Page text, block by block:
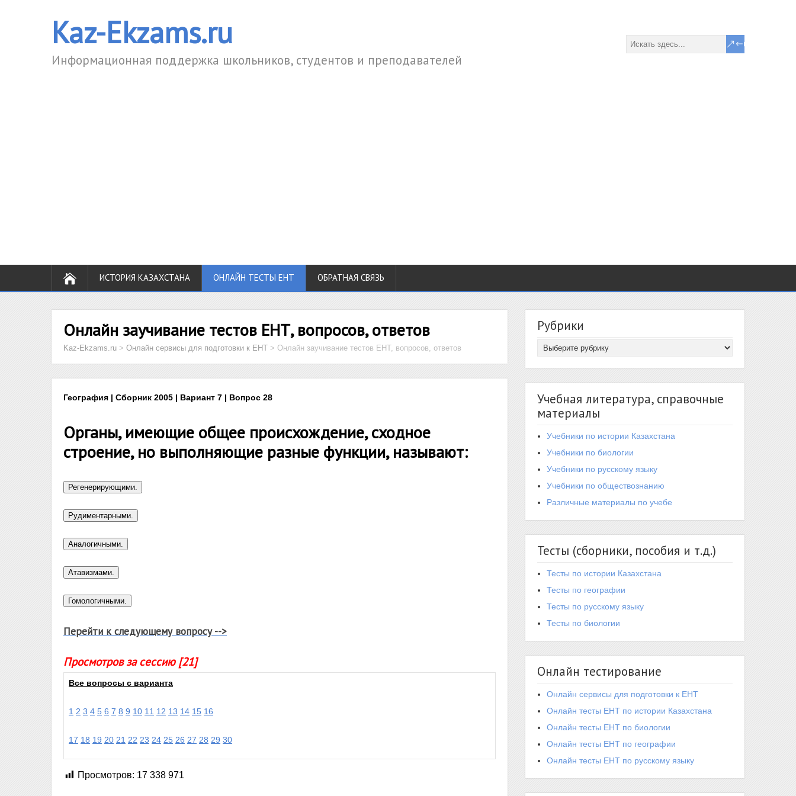
Kaz-Ekzams.ru
Информационная поддержка школьников, студентов и преподавателей
ИСТОРИЯ КАЗАХСТАНА ОНЛАЙН ТЕСТЫ ЕНТ ОБРАТНАЯ СВЯЗЬ
Онлайн заучивание тестов ЕНТ, вопросов, ответов
Kaz-Ekzams.ru > Онлайн сервисы для подготовки к ЕНТ > Онлайн заучивание тестов ЕНТ, вопросов, ответов
География | Сборник 2005 | Вариант 7 | Вопрос 28
Органы, имеющие общее происхождение, сходное
строение, но выполняющие разные функции, называют:
Перейти к следующему вопросу -->
Просмотров за сессию [21]
Все вопросы с варианта
1 2 3 4 5 6 7 8 9 10 11 12 13 14 15 16
17 18 19 20 21 22 23 24 25 26 27 28 29 30
Просмотров: 17 338 971
Рубрики
Учебная литература, справочные
материалы
Учебники по истории Казахстана
Учебники по биологии
Учебники по русскому языку
Учебники по обществознанию
Различные материалы по учебе
Тесты (сборники, пособия и т.д.)
Тесты по истории Казахстана
Тесты по географии
Тесты по русскому языку
Тесты по биологии
Онлайн тестирование
Онлайн сервисы для подготовки к ЕНТ
Онлайн тесты ЕНТ по истории Казахстана
Онлайн тесты ЕНТ по биологии
Онлайн тесты ЕНТ по географии
Онлайн тесты ЕНТ по русскому языку